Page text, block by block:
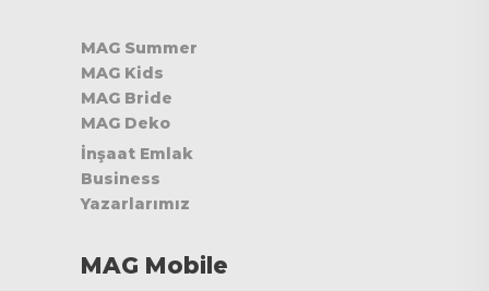
MAG Summer
MAG Kids
MAG Bride
MAG Deko
İnşaat Emlak
Business
Yazarlarımız
MAG Mobile